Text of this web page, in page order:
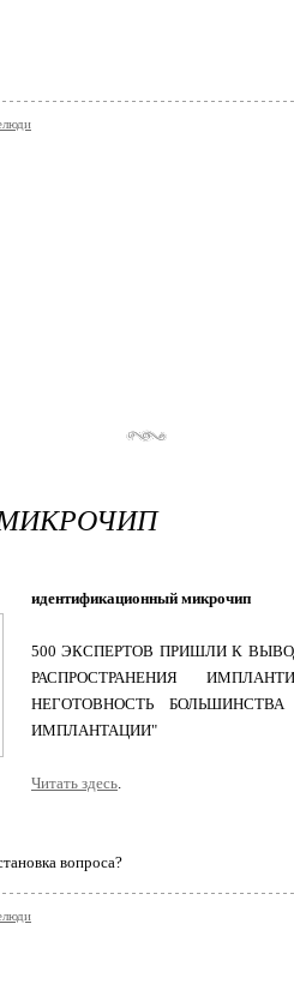
идентификационный микрочип
500 ЭКСПЕРТОВ ПРИШЛИ К
РАСПРОСТРАНЕНИЯ
НЕГОТОВНОСТЬ
ИМПЛАНТАЦИИ"
Читать здесь.
вопроса?